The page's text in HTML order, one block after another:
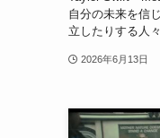
自分の未来を信
立したりする人
2026年6月13日